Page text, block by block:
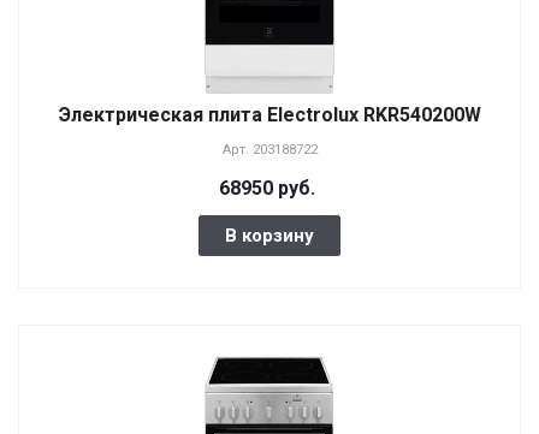
Электрическая плита Electrolux RKR540200W
Арт. 203188722
68950 руб.
В корзину